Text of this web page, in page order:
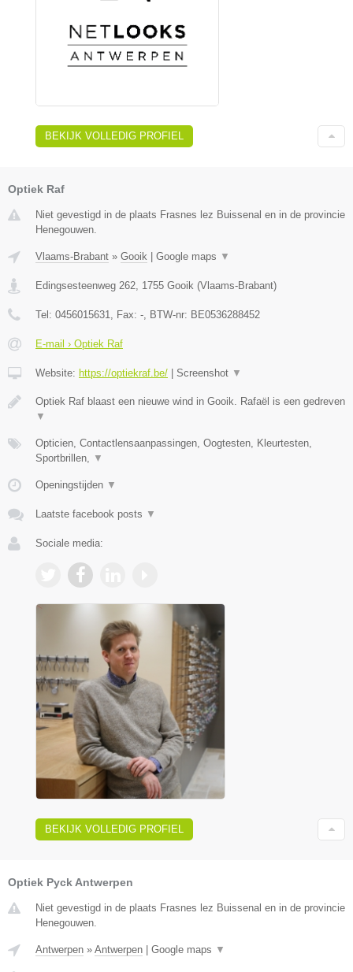
BEKIJK VOLLEDIG PROFIEL
Optiek Raf
Niet gevestigd in de plaats Frasnes lez Buissenal en in de provincie
Henegouwen.
Vlaams-Brabant » Gooik | Google maps ▼
Edingsesteenweg 262 1755 Gooik (Vlaams-Brabant)
Tel: 0456015631 , Fax: - , BTW-nr: BE0536288452
E-mail › Optiek Raf
Website: https://optiekraf.be/ | Screenshot ▼
Optiek Raf blaast een nieuwe wind in Gooik. Rafaël is een gedreven
▼
Opticien, Contactlensaanpassingen, Oogtesten, Kleurtesten,
Sportbrillen,
▼
Openingstijden ▼
Laatste facebook posts ▼
Sociale media:
BEKIJK VOLLEDIG PROFIEL
Optiek Pyck Antwerpen
Niet gevestigd in de plaats Frasnes lez Buissenal en in de provincie
Henegouwen.
Antwerpen » Antwerpen Google maps ▼